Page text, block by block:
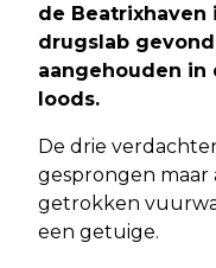
de Beatrixhaven
drugslab
aangehouden in
loods.
De drie
gesprongen maar
getrokken
een getuige.